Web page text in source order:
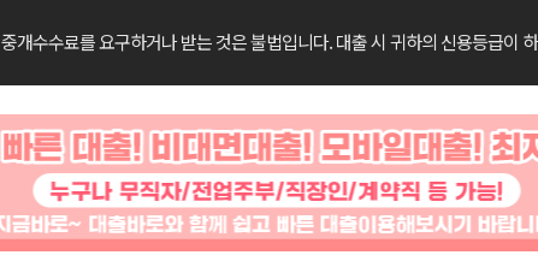
중개수수료를 요구하거나 받는 것은 불법입니다.대출 시 귀하의 신용등급이